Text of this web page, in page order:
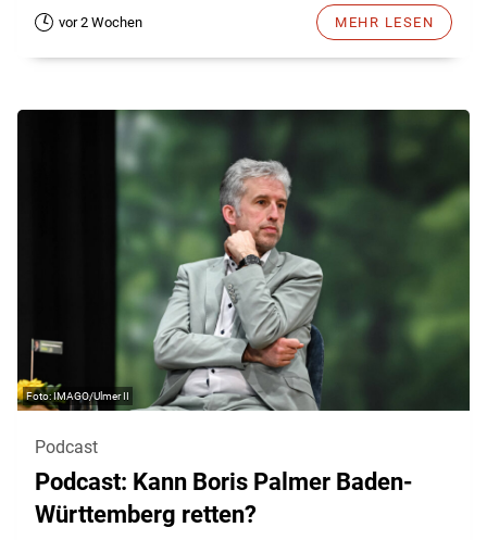
vor 2 Wochen MEHR LESEN
IMAGO/Ulmer II
Podcast
Podcast: Kann Boris Palmer Baden-
Württemberg retten?